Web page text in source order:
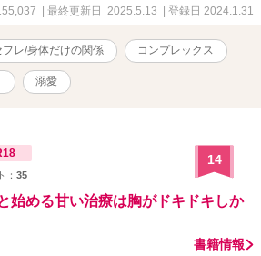
二人のオトナの関係。 昼間は上司と部下。
関係を作ればいい」 ドライな秘書×欲深な
愛欲強めのラブストーリー。
| 最終更新日 2025.5.13 | 登録日 2024.1.31
フレ/身体だけの関係 コンプレックス
溺愛
： 35
14
始める甘い治療は胸がドキドキしか
書籍情報